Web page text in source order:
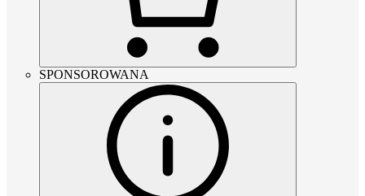
SPONSOROWANA